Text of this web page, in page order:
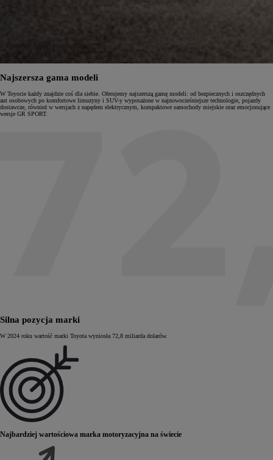
Najszersza gama modeli
W Toyocie każdy znajdzie coś dla siebie. Oferujemy najszerszą gamę modeli: od bezpiecznych i oszczędnych
aut osobowych po komfortowe limuzyny i SUV-y wyposażone w najnowocześniejsze technologie, pojazdy
dostawcze, również w wersjach z napędem elektrycznym, kompaktowe samochody miejskie oraz emocjonujące
wersje GR SPORT.
Silna pozycja marki
W 2024 roku wartość marki Toyota wyniosła 72,8 miliarda dolarów.
Najbardziej wartościowa marka motoryzacyjna na świecie